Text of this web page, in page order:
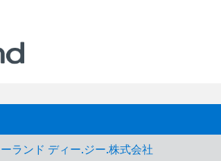
ーランド ディー.ジー.株式会社